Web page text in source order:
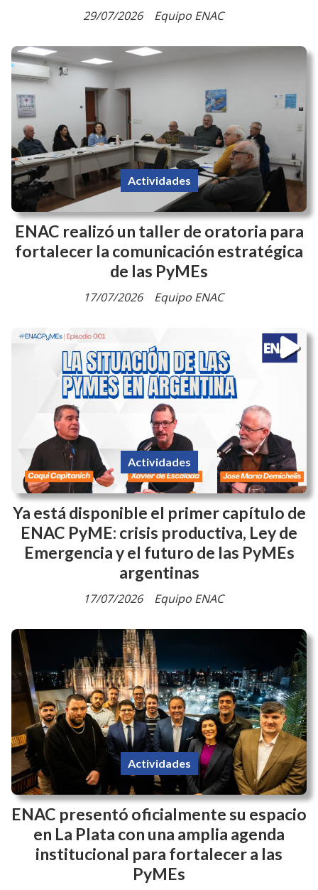
Equipo ENAC
29/07/2026
ENAC realizó un taller de oratoria para
fortalecer la comunicación estratégica
de las PyMEs
Equipo ENAC
Actividades
17/07/2026
Ya está disponible el primer capítulo de
ENAC PyME: crisis productiva, Ley de
Emergencia y el futuro de las PyMEs
argentinas
Equipo ENAC
Actividades
17/07/2026
ENAC presentó oficialmente su espacio
en La Plata con una amplia agenda
institucional para fortalecer a las
PyMEs
Actividades